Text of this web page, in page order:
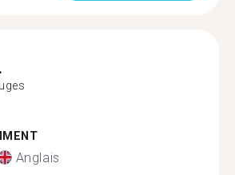
Anglais